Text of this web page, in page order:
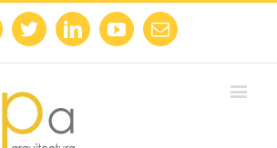
FacebookTwitterLinkedinYoutubeEmail